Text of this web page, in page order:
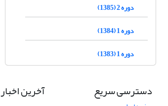
دوره 2 (1385)
دوره 1 (1384)
دوره 1 (1383)
دسترسی سریع آخرین اخبار